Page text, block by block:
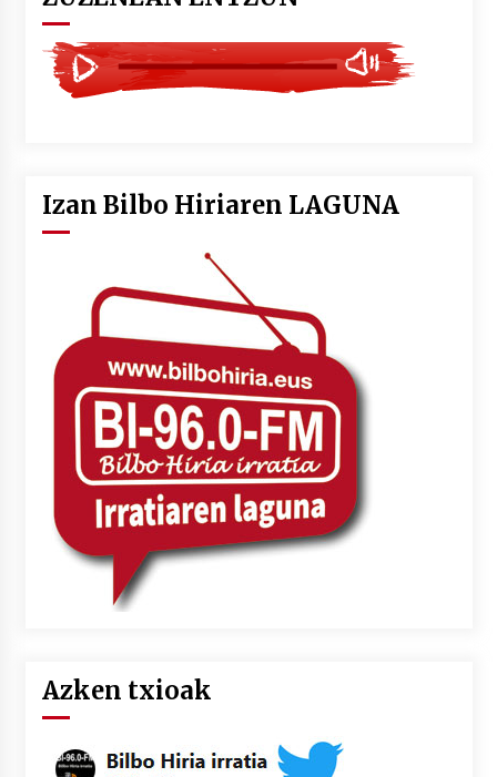
Izan Bilbo Hiriaren LAGUNA
Azken txioak